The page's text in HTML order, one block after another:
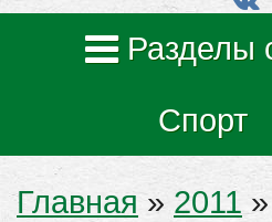
Разделы
Спорт
Главная » 2011 »